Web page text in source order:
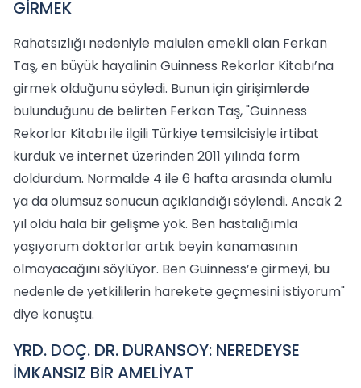
GİRMEK
Rahatsızlığı nedeniyle malulen emekli olan Ferkan
Taş, en büyük hayalinin Guinness Rekorlar Kitabı’na
girmek olduğunu söyledi. Bunun için girişimlerde
bulunduğunu de belirten Ferkan Taş, "Guinness
Rekorlar Kitabı ile ilgili Türkiye temsilcisiyle irtibat
kurduk ve internet üzerinden 2011 yılında form
doldurdum. Normalde 4 ile 6 hafta arasında olumlu
ya da olumsuz sonucun açıklandığı söylendi. Ancak 2
yıl oldu hala bir gelişme yok. Ben hastalığımla
yaşıyorum doktorlar artık beyin kanamasının
olmayacağını söylüyor. Ben Guinness’e girmeyi, bu
nedenle de yetkililerin harekete geçmesini istiyorum"
diye konuştu.
YRD. DOÇ. DR. DURANSOY: NEREDEYSE
İMKANSIZ BİR AMELİYAT